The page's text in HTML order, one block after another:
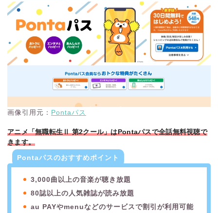
画像引用元： Pontaパス
アニメ「無職転生Ⅱ 第2クール」はPontaパスで全話無料視聴で
きます。
Pontaパスのおすすめポイント
3,000曲以上の音楽が聴き放題
80誌以上の人気雑誌が読み放題
au PAYやmenuなどのサービスで割引が利用可能